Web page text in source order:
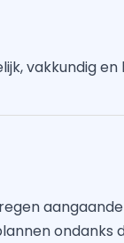
vakkundig